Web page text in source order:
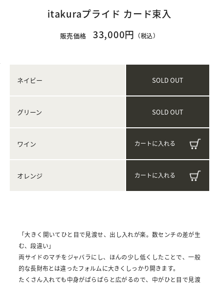
itakuraプライド カード束入
販売価格 33,000円 （税込）
ネイビー SOLD OUT
グリーン SOLD OUT
ワイン
オレンジ
「大きく開いてひと目で見渡せ、出し入れが楽。数センチの差が生
む、段違い」
両サイドのマチをジャバラにし、ほんの少し低くしたことで、一般
的な長財布とは違ったフォルムに大きくしっかり開きます。
たくさん入れても中身がぱらぱらと広がるので、中がひと目で見渡